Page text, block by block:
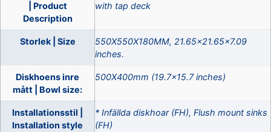
| Product
Description
with tap deck
Storlek | Size
550X550X180MM, 21.65×21.65×7.09
inches.
Diskhoens inre
mått | Bowl size:
500X400mm (19.7×15.7 inches)
Installationsstil |
Installation style
* Infällda diskhoar (FH), Flush mount sinks
(FH)